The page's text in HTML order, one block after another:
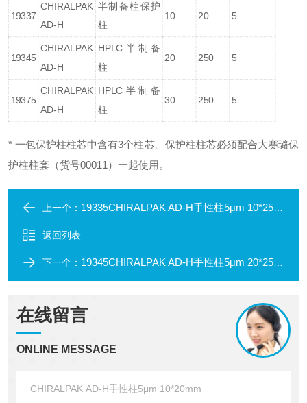
19337
CHIRALPAK
AD-H
半制备柱保护
柱
10 20 5
19345
CHIRALPAK
AD-H
HPLC半制备
柱
20 250 5
19375
CHIRALPAK
AD-H
HPLC半制备
柱
30 250 5
* 一包保护柱柱芯中含有3个柱芯。保护柱柱芯必须配合大赛璐保
护柱柱套（货号00011）一起使用。
上一个： 19335CHIRALPAK AD-H手性柱5μm 10*250mm
返回列表
下一个： 19345CHIRALPAK AD-H手性柱5μm 20*250mm
在线留言
ONLINE MESSAGE